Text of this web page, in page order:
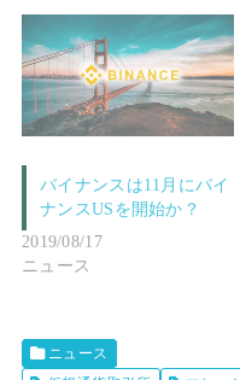
バイナンスは11月にバイ
ナンスUSを開始か？
2019/08/17
ニュース
ニュース